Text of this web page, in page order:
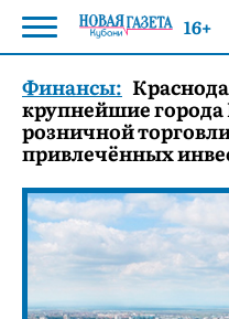
Финансы:
крупнейшие
розничной
привлечённых
16+